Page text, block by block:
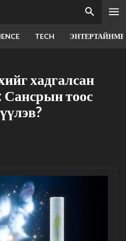
TECH
хадгалсан
Сансрын тоос